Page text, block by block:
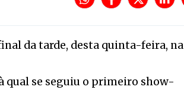
da tarde, desta quinta-feira, na
qual se seguiu o primeiro show-